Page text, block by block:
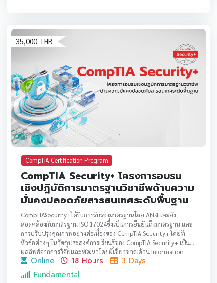
35,000 THB
CompTIA Certification Program
CompTIA Security+ โครงการอบรม
เชิงปฏิบัติการมาตรฐานวิชาชีพด้านความ
มั่นคงปลอดภัยสารสนเทศระดับพื้นฐาน
CompTIASecurity+ได้รับการรับรองมาตรฐานโดย ANSIและยัง
สอดคล้องกับมาตรฐาน ISO 17024ซึ่งเป็นการยืนยันถึงมาตรฐาน และ
การปรับปรุงคุณภาพอย่างต่อเนื่องของ CompTIA Security+ โดยที่
หัวข้อต่างๆ ในวัตถุประสงค์การเรียนรู้ของ CompTIA Security+ เป็น
ผลลัพธ์จากการวิจัยและพัฒนาโดยผู้เชี่ยวชาญด้าน Information
securityในทุกมิติเพื่อให้สอดคล้องกับความต้องการขององค์กรต่างๆ
อย่างแท้จริง
Online 18 Hours.
3 Days.
Fundamental